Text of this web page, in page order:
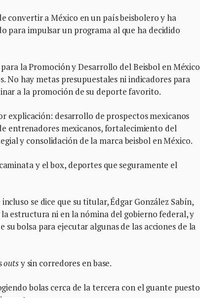
convertir a México en un país beisbolero y ha
para impulsar un programa al que ha decidido
la Promoción y Desarrollo del Beisbol en México
No hay metas presupuestales ni indicadores para
a la promoción de su deporte favorito.
explicación: desarrollo de prospectos mexicanos
entrenadores mexicanos, fortalecimiento del
y consolidación de la marca beisbol en México.
y el box, deportes que seguramente el
se dice que su titular, Édgar González Sabín,
estructura ni en la nómina del gobierno federal, y
bolsa para ejecutar algunas de las acciones de la
outsy sin corredores en base.
bolas cerca de la tercera con el guante puesto